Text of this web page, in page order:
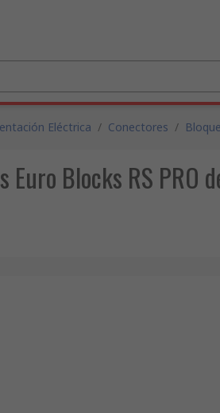
Eléctrica / Conectores /
Blocks RS PRO